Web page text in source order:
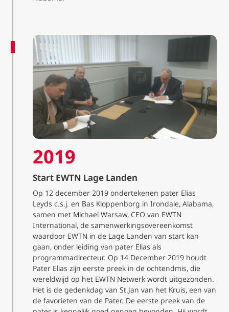
2019
Start EWTN Lage Landen
Op 12 december 2019 ondertekenen pater Elias
Leyds c.s.j. en Bas Kloppenborg in Irondale, Alabama,
samen met Michael Warsaw, CEO van EWTN
International, de samenwerkingsovereenkomst
waardoor EWTN in de Lage Landen van start kan
gaan, onder leiding van pater Elias als
programmadirecteur. Op 14 December 2019 houdt
Pater Elias zijn eerste preek in de ochtendmis, die
wereldwijd op het EWTN Netwerk wordt uitgezonden.
Het is de gedenkdag van St.Jan van het Kruis, een van
de favorieten van de Pater. De eerste preek van de